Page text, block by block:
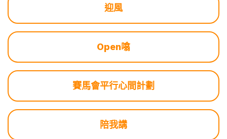
迎風
Open噏
賽馬會平行心間計劃
陪我講